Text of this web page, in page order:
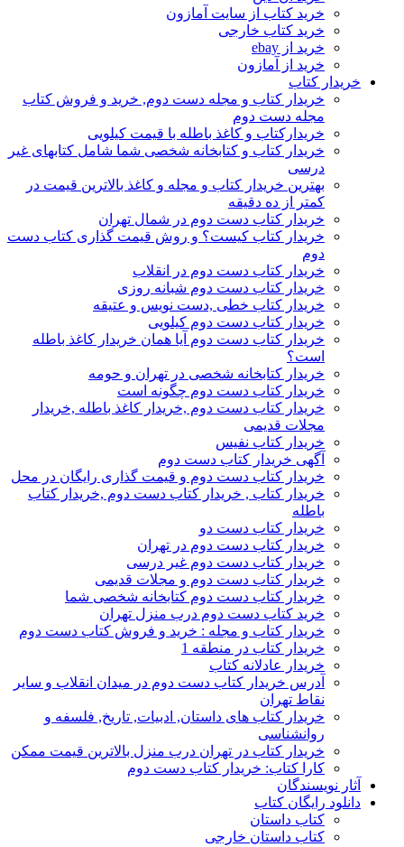
خرید کتاب از سایت آمازون
خرید کتاب خارجی
خرید از ebay
خرید از آمازون
خریدار کتاب
خریدار کتاب و مجله دست دوم, خرید و فروش کتاب
مجله دست دوم
خریدارکتاب و کاغذ باطله با قیمت کیلویی
خریدار کتاب و کتابخانه شخصی شما شامل کتابهای غیر
درسی
بهترین خریدار کتاب و مجله و کاغذ بالاترین قیمت در
کمتر از ده دقیقه
خریدار کتاب دست دوم در شمال تهران
خریدار کتاب کیست؟ و روش قیمت گذاری کتاب دست
دوم
خریدار کتاب دست دوم در انقلاب
خریدار کتاب دست دوم شبانه روزی
خریدار کتاب خطی ,دست نویس و عتیقه
خریدار کتاب دست دوم کیلویی
خریدار کتاب دست دوم آیا همان خریدار کاغذ باطله
است؟
خریدار کتابخانه شخصی در تهران و حومه
خریدار کتاب دست دوم چگونه است
خریدار کتاب دست دوم ,خریدار کاغذ باطله ,خریدار
مجلات قدیمی
خریدار کتاب نفیس
آگهی خریدار کتاب دست دوم
خریدار کتاب دست دوم و قیمت گذاری رایگان در محل
خریدار کتاب , خریدار کتاب دست دوم ,خریدار کتاب
باطله
خریدار کتاب دست دو
خریدار کتاب دست دوم در تهران
خریدار کتاب دست دوم غیر درسی
خریدار کتاب دست دوم و مجلات قدیمی
خریدار کتاب دست دوم کتابخانه شخصی شما
خرید کتاب دست دوم درب منزل تهران
خریدار کتاب و مجله : خرید و فروش کتاب دست دوم
خریدار کتاب در منطقه 1
خریدار عادلانه کتاب
آدرس خریدار کتاب دست دوم در میدان انقلاب و سایر
نقاط تهران
خریدار کتاب های داستان, ادبیات, تاریخ, فلسفه و
روانشناسی
خریدار کتاب در تهران درب منزل بالاترین قیمت ممکن
کارا کتاب: خریدار کتاب دست دوم
آثار نویسندگان
دانلود رایگان کتاب
کتاب داستان
کتاب داستان خارجی